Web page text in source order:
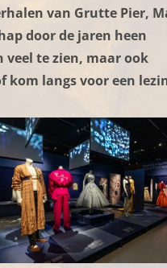
van Grutte Pier,
door de jaren heen
veel te zien, maar ook
kom langs voor een